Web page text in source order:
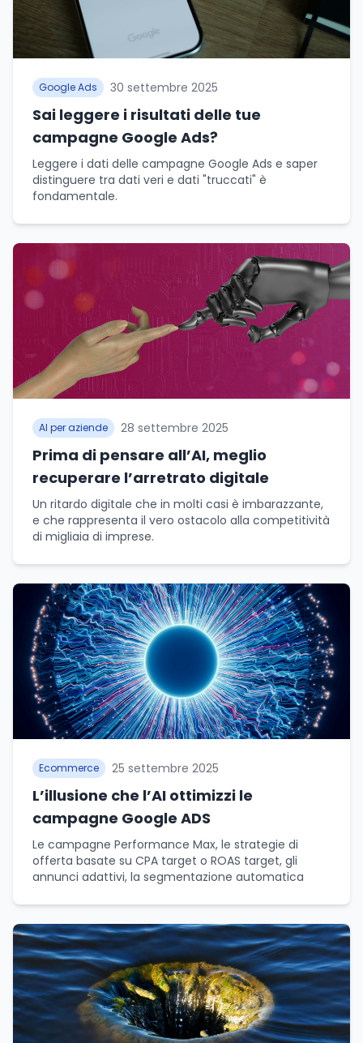
Google Ads 30 settembre 2025
Sai leggere i risultati delle tue
campagne Google Ads?
Leggere i dati delle campagne Google Ads e saper
distinguere tra dati veri e dati "truccati" è
fondamentale.
AI per aziende 28 settembre 2025
Prima di pensare all’AI, meglio
recuperare l’arretrato digitale
Un ritardo digitale che in molti casi è imbarazzante,
e che rappresenta il vero ostacolo alla competitività
di migliaia di imprese.
Ecommerce 25 settembre 2025
L’illusione che l’AI ottimizzi le
campagne Google ADS
Le campagne Performance Max, le strategie di
offerta basate su CPA target o ROAS target, gli
annunci adattivi, la segmentazione automatica